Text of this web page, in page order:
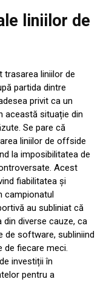
liniilor de
trasarea liniilor de
partida dintre
privit ca un
această situație din
Se pare că
liniilor de offside
la imposibilitatea de
Acest
fiabilitatea și
campionatul
au subliniat că
diverse cauze, ca
de software, subliniind
de fiecare meci.
investiții în
pentru a